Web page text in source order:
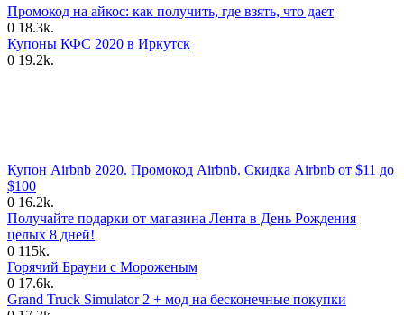
Промокод на айкос: как получить, где взять, что дает
0 18.3k.
Купоны КФС 2020 в Иркутск
0 19.2k.
Купон Airbnb 2020. Промокод Airbnb. Скидка Airbnb от $11 до
$100
0 16.2k.
Получайте подарки от магазина Лента в День Рождения
целых 8 дней!
0 115k.
Горячий Брауни с Мороженым
0 17.6k.
Grand Truck Simulator 2 + мод на бесконечные покупки